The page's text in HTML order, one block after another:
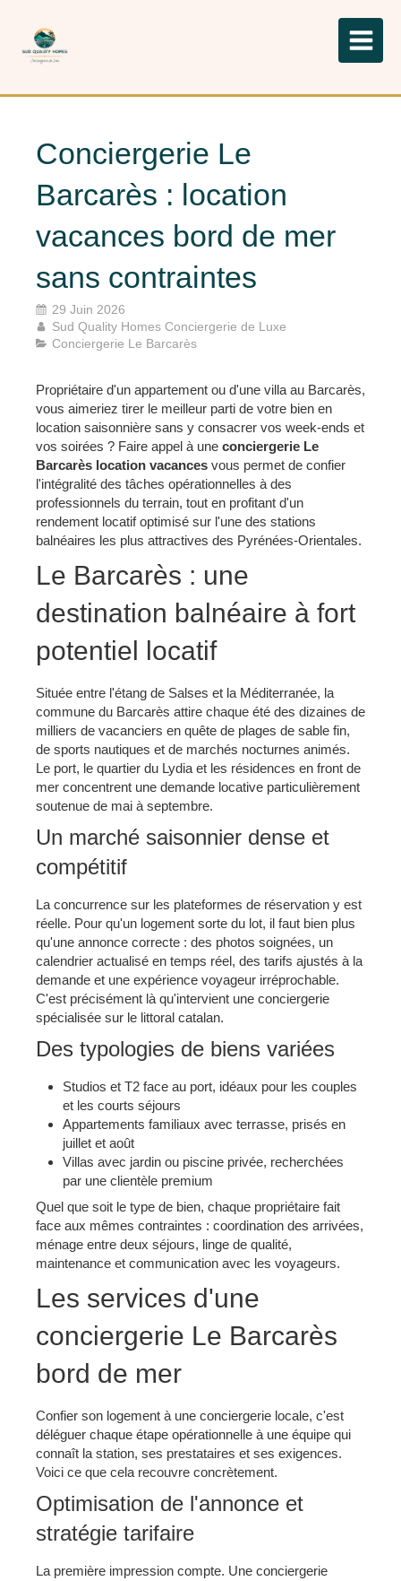
Conciergerie Le
Barcarès : location
vacances bord de mer
sans contraintes
29 Juin 2026
Sud Quality Homes Conciergerie de Luxe
Conciergerie Le Barcarès
Propriétaire d'un appartement ou d'une villa au Barcarès,
vous aimeriez tirer le meilleur parti de votre bien en
location saisonnière sans y consacrer vos week-ends et
vos soirées ? Faire appel à une conciergerie Le
Barcarès location vacances vous permet de confier
l'intégralité des tâches opérationnelles à des
professionnels du terrain, tout en profitant d'un
rendement locatif optimisé sur l'une des stations
balnéaires les plus attractives des Pyrénées-Orientales.
Le Barcarès : une
destination balnéaire à fort
potentiel locatif
Située entre l'étang de Salses et la Méditerranée, la
commune du Barcarès attire chaque été des dizaines de
milliers de vacanciers en quête de plages de sable fin,
de sports nautiques et de marchés nocturnes animés.
Le port, le quartier du Lydia et les résidences en front de
mer concentrent une demande locative particulièrement
soutenue de mai à septembre.
Un marché saisonnier dense et
compétitif
La concurrence sur les plateformes de réservation y est
réelle. Pour qu'un logement sorte du lot, il faut bien plus
qu'une annonce correcte : des photos soignées, un
calendrier actualisé en temps réel, des tarifs ajustés à la
demande et une expérience voyageur irréprochable.
C'est précisément là qu'intervient une conciergerie
spécialisée sur le littoral catalan.
Des typologies de biens variées
Studios et T2 face au port, idéaux pour les couples
et les courts séjours
Appartements familiaux avec terrasse, prisés en
juillet et août
Villas avec jardin ou piscine privée, recherchées
par une clientèle premium
Quel que soit le type de bien, chaque propriétaire fait
face aux mêmes contraintes : coordination des arrivées,
ménage entre deux séjours, linge de qualité,
maintenance et communication avec les voyageurs.
Les services d'une
conciergerie Le Barcarès
bord de mer
Confier son logement à une conciergerie locale, c'est
déléguer chaque étape opérationnelle à une équipe qui
connaît la station, ses prestataires et ses exigences.
Voici ce que cela recouvre concrètement.
Optimisation de l'annonce et
stratégie tarifaire
La première impression compte. Une conciergerie